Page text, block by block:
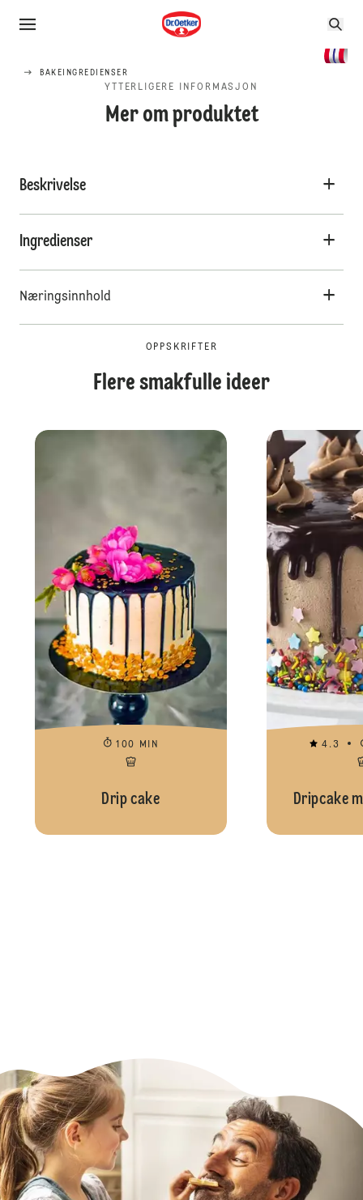
BAKEINGREDIENSER
YTTERLIGERE INFORMASJON
Mer om produktet
Beskrivelse
Ingredienser
Næringsinnhold
OPPSKRIFTER
Flere smakfulle ideer
100 MIN
Drip cake
4.3
Dripcake